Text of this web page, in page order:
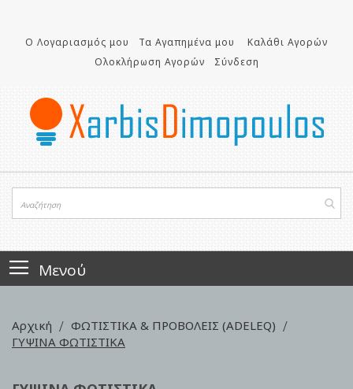
περιεχόμενο
Ο Λογαριασμός μου Τα Αγαπημένα μου
Καλάθι Αγορών
Ολοκλήρωση Αγορών
Σύνδεση
Μενού
Αρχική
ΦΩΤΙΣΤΙΚΑ & ΠΡΟΒΟΛΕΙΣ (ADELEQ)
ΓΥΨΙΝΑ ΦΩΤΙΣΤΙΚΑ